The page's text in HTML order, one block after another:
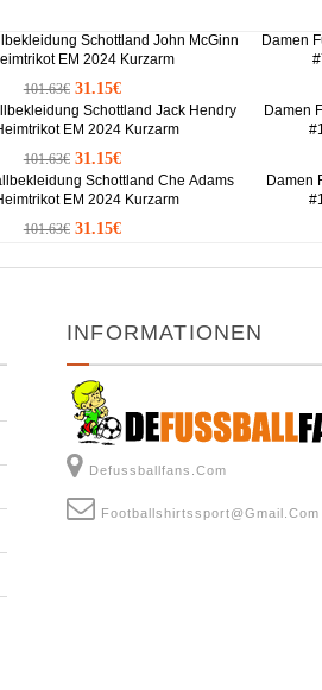
Schottland John McGinn
EM 2024 Kurzarm
101.63€ 31.15€
Damen
Schottland Jack Hendry
EM 2024 Kurzarm
101.63€ 31.15€
Damen
Schottland Che Adams
EM 2024 Kurzarm
101.63€ 31.15€
Damen
INFORMATIONEN
Defussballfans.com
Footballshirtssport@gmail.com